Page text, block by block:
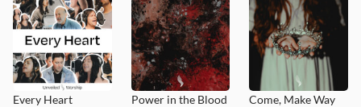
Every Heart Power in the Blood Come, Make Way